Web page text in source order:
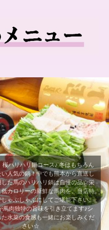
桜ハリハリ鍋コース♪ 冬はもちろん
人気の鍋！中でも熊本から直送し
した馬のハリハリ鍋は自慢の品☆栄
カロリーの新鮮な馬肉を、当店特
ゃぶしゃぶにしてご堪能下さい。
馬肉独特の旨味を引き立てます♪シ
た水菜の食感も一緒にお楽しみくだ
さい☆